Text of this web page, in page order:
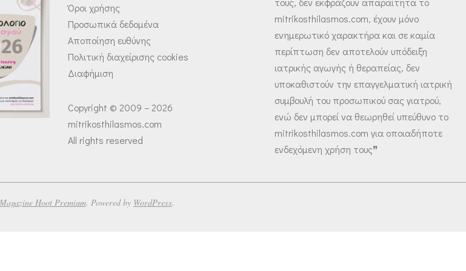
Όροι χρήσης
Προσωπικά δεδομένα
Αποποίηση ευθύνης
Πολιτική διαχείρισης cookies
Διαφήμιση
Copyright © 2009 – 2026
mitrikosthilasmos.com
All rights reserved
mitrikosthilasmos.com, έχουν μόνο
ενημερωτικό χαρακτήρα και σε καμία
περίπτωση δεν αποτελούν υπόδειξη
ιατρικής αγωγής ή θεραπείας, δεν
υποκαθιστούν την επαγγελματική ιατρική
συμβουλή του προσωπικού σας γιατρού,
ενώ δεν μπορεί να θεωρηθεί υπεύθυνο το
mitrikosthilasmos.com για οποιαδήποτε
ενδεχόμενη χρήση τους❞
Magazine Hoot Premium. Powered by WordPress.